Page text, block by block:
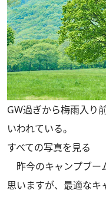
GW過ぎから梅雨入り
いわれている。
すべての写真を見る
昨今のキャンプブー
思いますが、最適なキ